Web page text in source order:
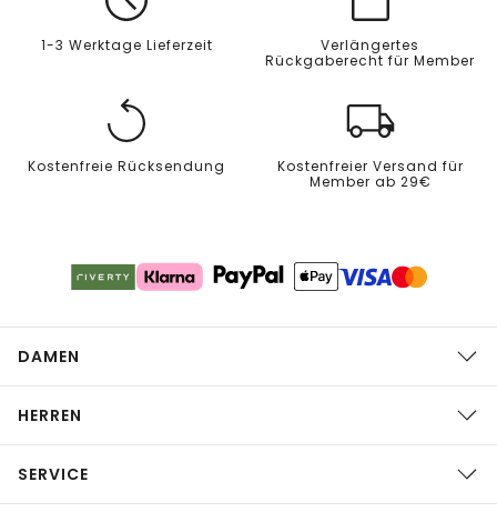
1-3 Werktage Lieferzeit
Verlängertes
Rückgaberecht für Member
Kostenfreie Rücksendung
Kostenfreier Versand für
Member ab 29€
DAMEN
HERREN
SERVICE